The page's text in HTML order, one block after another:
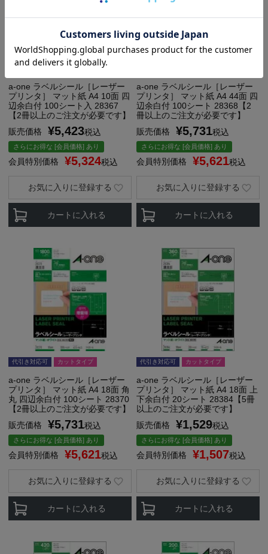
カットタイプ
a-one ラベルシール［レーザー
プリンタ］ マット紙 A4 10面 四
辺余白付 100シート入 28367
【2冊以上のご注文が必要です】
販売価格
¥5,423税込
さらにお得な [会員価格] あり
会員特別価格 ¥5,324税込
カートに入れる
お気に入りに登録する
a-one ラベルシール［レーザー
プリンタ］ マット紙 A4 44面 四
辺余白付 100シート 28368【2
冊以上のご注文が必要です】
販売価格
¥5,731税込
さらにお得な [会員価格] あり
会員特別価格 ¥5,621税込
カートに入れる
お気に入りに登録する
代引き対応可 カットタイプ
a-one ラベルシール［レーザー
プリンタ］ マット紙 A4 18面 角
丸 四辺余白付 100シート 28370
【2冊以上のご注文が必要です】
販売価格
¥5,731税込
さらにお得な [会員価格] あり
会員特別価格 ¥5,621税込
カートに入れる
お気に入りに登録する
代引き対応可 カットタイプ
a-one ラベルシール［レーザー
プリンタ］ マット紙 A4 18面 上
下余白付 20シート 28384【5冊
以上のご注文が必要です】
販売価格
¥1,529税込
さらにお得な [会員価格] あり
会員特別価格 ¥1,507税込
カートに入れる
お気に入りに登録する